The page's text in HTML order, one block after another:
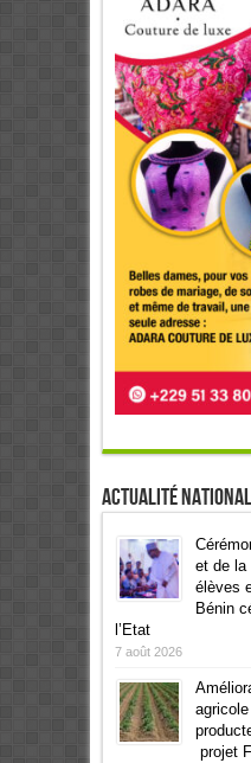
Actualité
et de la
élèves
Bénin
l’Etat
7 août 2026
projet